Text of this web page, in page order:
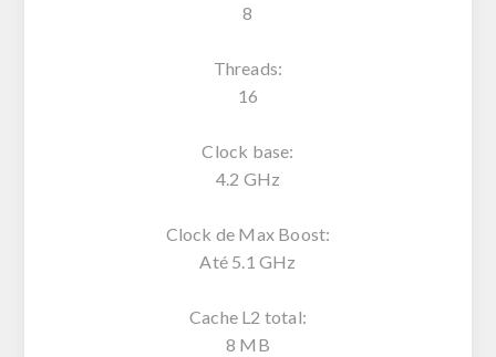
8
Threads:
16
Clock base:
4.2 GHz
Clock de Max Boost:
Até 5.1 GHz
Cache L2 total:
8 MB